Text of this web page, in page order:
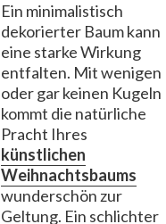
Ein minimalistisch
dekorierter Baum kann
eine starke Wirkung
entfalten. Mit wenigen
oder gar keinen Kugeln
kommt die natürliche
Pracht Ihres
künstlichen
Weihnachtsbaums
wunderschön zur
Geltung. Ein schlichter